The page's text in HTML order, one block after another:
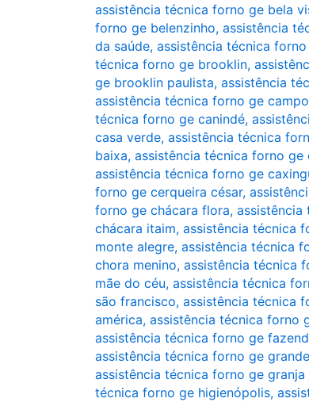
assistência técnica forno ge bela
forno ge belenzinho, assistência
da saúde, assistência técnica
técnica forno ge brooklin,
ge brooklin paulista, assistência
assistência técnica forno ge
técnica forno ge canindé,
casa verde, assistência técnica
baixa, assistência técnica forno ge
assistência técnica forno ge
forno ge cerqueira césar,
forno ge chácara flora, assistência
chácara itaim, assistência técnica
monte alegre, assistência técnica
chora menino, assistência técnica
mãe do céu, assistência técnica
são francisco, assistência técnica
américa, assistência técnica forno
assistência técnica forno ge
assistência técnica forno ge
assistência técnica forno ge granja
técnica forno ge higienópolis,